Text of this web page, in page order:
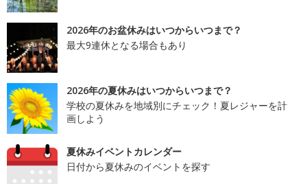
2026年のお盆休みはいつからいつまで？
最大9連休となる場合もあり
2026年の夏休みはいつからいつまで？
学校の夏休みを地域別にチェック！夏レジャーを計
画しよう
夏休みイベントカレンダー
日付から夏休みのイベントを探す